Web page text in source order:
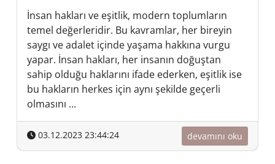
İnsan hakları ve eşitlik, modern toplumların
temel değerleridir. Bu kavramlar, her bireyin
saygı ve adalet içinde yaşama hakkına vurgu
yapar. İnsan hakları, her insanın doğuştan
sahip olduğu haklarını ifade ederken, eşitlik ise
bu hakların herkes için aynı şekilde geçerli
olmasını ...
03.12.2023 23:44:24 devamını oku